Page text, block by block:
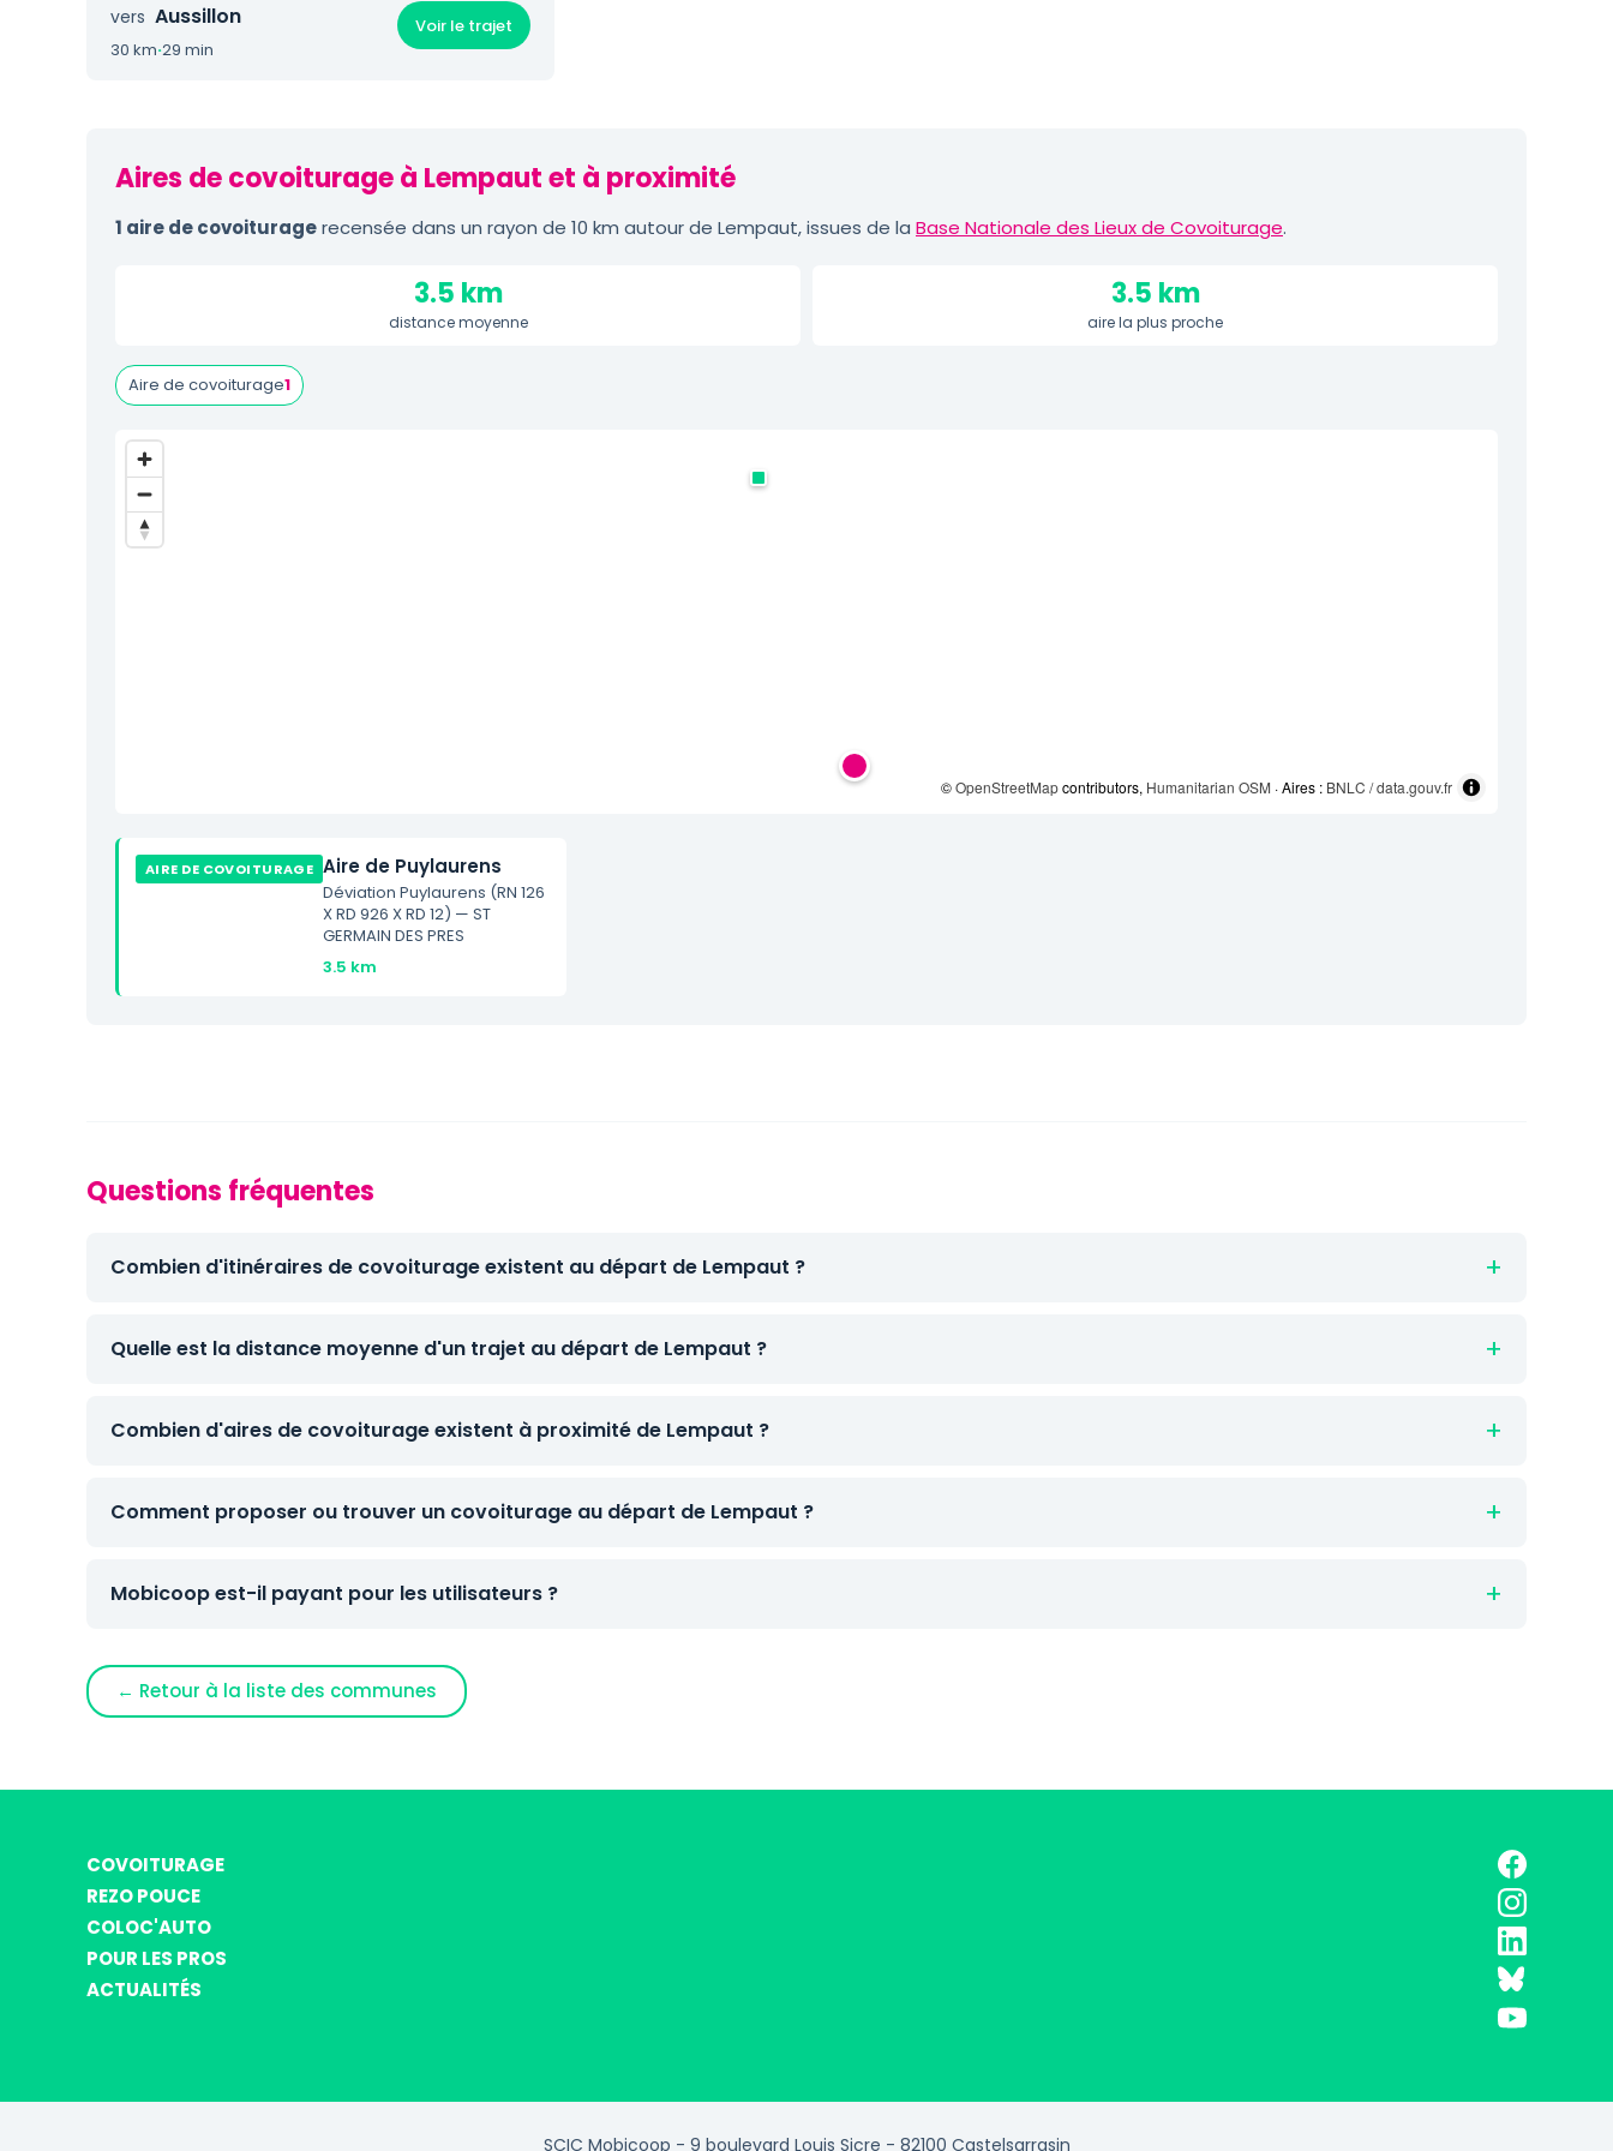
vers Aussillon
30 km·29 min
Voir le trajet
Aires de covoiturage à Lempaut et à proximité
1 aire de covoituragerecensée dans un rayon de 10 km autour de Lempaut, issues de la Base Nationale des Lieux de Covoiturage.
3.5 km
distance moyenne
3.5 km
aire la plus proche
Aire de covoiturage1
©OpenStreetMapcontributors, Humanitarian OSM · Aires : BNLC / data.gouv.fr
AIRE DE COVOITURAGE Aire de Puylaurens
Déviation Puylaurens (RN 126
X RD 926 X RD 12) — ST
GERMAIN DES PRES
3.5 km
Questions fréquentes
Combien d'itinéraires de covoiturage existent au départ de Lempaut ?
Quelle est la distance moyenne d'un trajet au départ de Lempaut ?
Combien d'aires de covoiturage existent à proximité de Lempaut ?
Comment proposer ou trouver un covoiturage au départ de Lempaut ?
Mobicoop est-il payant pour les utilisateurs ?
← Retour à la liste des communes
COVOITURAGE
REZO POUCE
COLOC'AUTO
POUR LES PROS
ACTUALITÉS
SCIC Mobicoop - 9 boulevard Louis Sicre - 82100 Castelsarrasin